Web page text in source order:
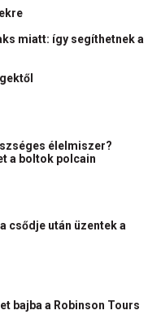
miatt: így segíthetnek a
élelmiszer?
a boltok polcain
csődje után üzentek a
bajba a Robinson Tours